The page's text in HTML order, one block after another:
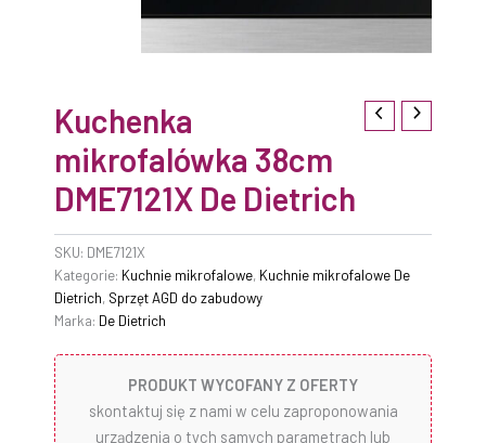
Kuchenka
mikrofalówka 38cm
DME7121X De Dietrich
SKU: DME7121X
Kategorie: Kuchnie mikrofalowe, Kuchnie mikrofalowe De
Dietrich, Sprzęt AGD do zabudowy
Marka: De Dietrich
PRODUKT WYCOFANY Z OFERTY
skontaktuj się z nami w celu zaproponowania
urządzenia o tych samych parametrach lub